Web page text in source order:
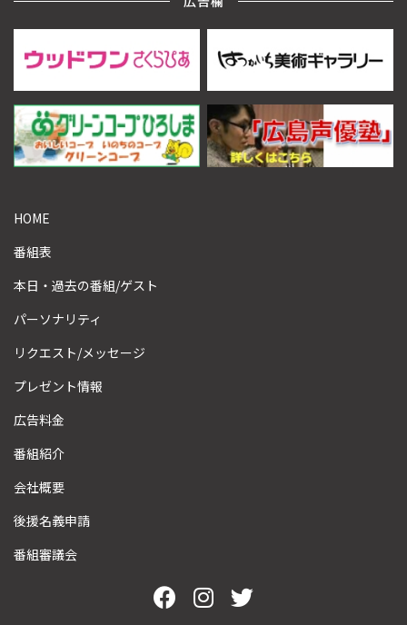
HOME
番組表
本日・過去の番組/ゲスト
パーソナリティ
リクエスト/メッセージ
プレゼント情報
広告料金
番組紹介
会社概要
後援名義申請
番組審議会